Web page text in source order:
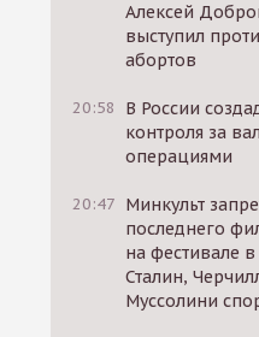
Алексей
выступил
абортов
20:58
В России
контроля за
операциями
20:47 Минкульт
последнего
на фестивале
Сталин,
Муссолини